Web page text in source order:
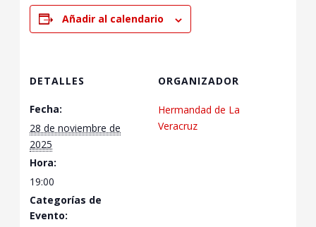
Añadir al calendario
DETALLES
Fecha:
28 de noviembre de
2025
Hora:
19:00
Categorías de
Evento:
ORGANIZADOR
Hermandad de La
Veracruz